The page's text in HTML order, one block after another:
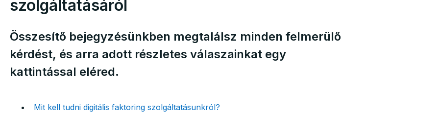
szolgáltatásáról
Összesítő bejegyzésünkben megtalálsz minden felmerülő
kérdést, és arra adott részletes válaszainkat egy
kattintással eléred.
Mit kell tudni digitális faktoring szolgáltatásunkról?